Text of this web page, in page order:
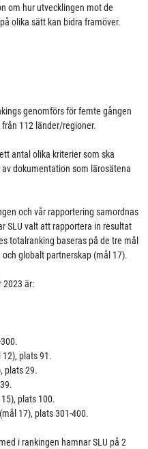
om hur utvecklingen mot de
olika sätt kan bidra framöver.
genomförs för femte gången
112 länder/regioner.
antal olika kriterier som ska
dokumentation som lärosätena
och vår rapportering samordnas
SLU valt att rapportera in resultat
totalranking baseras på de tre mål
globalt partnerskap (mål 17).
2023 är:
plats 91.
plats 29.
plats 100.
17), plats 301-400.
i rankingen hamnar SLU på 2